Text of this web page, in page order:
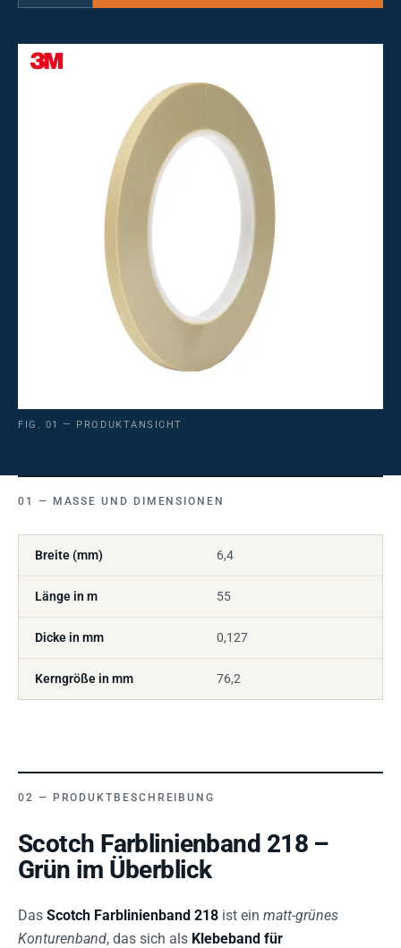
FIG. 01 — PRODUKTANSICHT
MASSE UND DIMENSIONEN
Breite (mm) 6,4
Länge in m 55
Dicke in mm 0,127
Kerngröße in mm 76,2
PRODUKTBESCHREIBUNG
Scotch Farblinienband 218 –
Grün im Überblick
Das Scotch Farblinienband 218 ist ein matt-grünes
Konturenband, das sich als Klebeband für